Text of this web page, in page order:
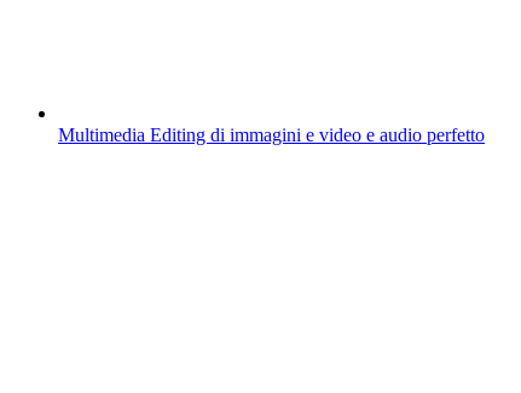
Multimedia Editing di immagini e video e audio perfetto